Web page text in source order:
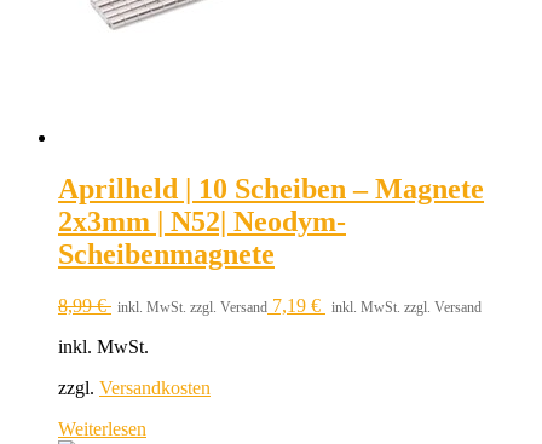
Aprilheld | 10 Scheiben – Magnete
2x3mm | N52| Neodym-
Scheibenmagnete
8,99€ inkl. MwSt. zzgl. Versand 7,19 € inkl. MwSt. zzgl. Versand
inkl. MwSt.
zzgl. Versandkosten
Weiterlesen